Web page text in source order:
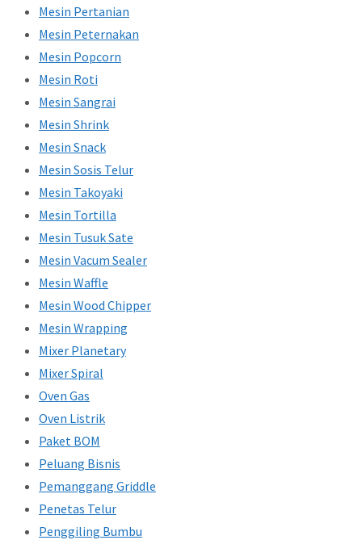
Mesin Pertanian
Mesin Peternakan
Mesin Popcorn
Mesin Roti
Mesin Sangrai
Mesin Shrink
Mesin Snack
Mesin Sosis Telur
Mesin Takoyaki
Mesin Tortilla
Mesin Tusuk Sate
Mesin Vacum Sealer
Mesin Waffle
Mesin Wood Chipper
Mesin Wrapping
Mixer Planetary
Mixer Spiral
Oven Gas
Oven Listrik
Paket BOM
Peluang Bisnis
Pemanggang Griddle
Penetas Telur
Penggiling Bumbu